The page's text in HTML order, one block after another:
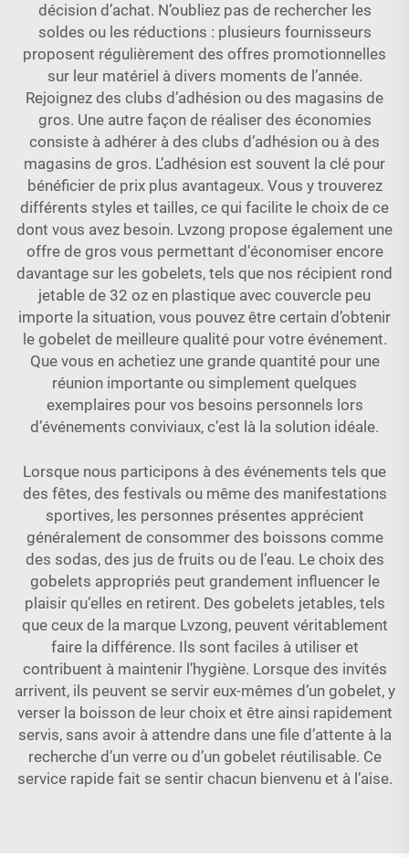
décision d’achat. N’oubliez pas de rechercher les
soldes ou les réductions : plusieurs fournisseurs
proposent régulièrement des offres promotionnelles
sur leur matériel à divers moments de l’année.
Rejoignez des clubs d’adhésion ou des magasins de
gros. Une autre façon de réaliser des économies
consiste à adhérer à des clubs d’adhésion ou à des
magasins de gros. L’adhésion est souvent la clé pour
bénéficier de prix plus avantageux. Vous y trouverez
différents styles et tailles, ce qui facilite le choix de ce
dont vous avez besoin. Lvzong propose également une
offre de gros vous permettant d’économiser encore
davantage sur les gobelets, tels que nos récipient rond
jetable de 32 oz en plastique avec couvercle peu
importe la situation, vous pouvez être certain d’obtenir
le gobelet de meilleure qualité pour votre événement.
Que vous en achetiez une grande quantité pour une
réunion importante ou simplement quelques
exemplaires pour vos besoins personnels lors
d’événements conviviaux, c’est là la solution idéale.
Lorsque nous participons à des événements tels que
des fêtes, des festivals ou même des manifestations
sportives, les personnes présentes apprécient
généralement de consommer des boissons comme
des sodas, des jus de fruits ou de l’eau. Le choix des
gobelets appropriés peut grandement influencer le
plaisir qu’elles en retirent. Des gobelets jetables, tels
que ceux de la marque Lvzong, peuvent véritablement
faire la différence. Ils sont faciles à utiliser et
contribuent à maintenir l’hygiène. Lorsque des invités
arrivent, ils peuvent se servir eux-mêmes d’un gobelet, y
verser la boisson de leur choix et être ainsi rapidement
servis, sans avoir à attendre dans une file d’attente à la
recherche d’un verre ou d’un gobelet réutilisable. Ce
service rapide fait se sentir chacun bienvenu et à l’aise.